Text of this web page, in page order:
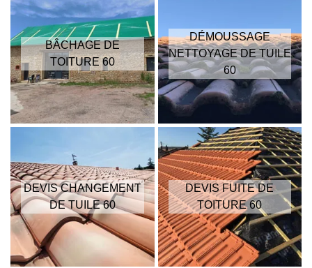
BÂCHAGE DE
TOITURE 60
DÉMOUSSAGE
NETTOYAGE DE TUILE
60
DEVIS CHANGEMENT
DE TUILE 60
DEVIS FUITE DE
TOITURE 60